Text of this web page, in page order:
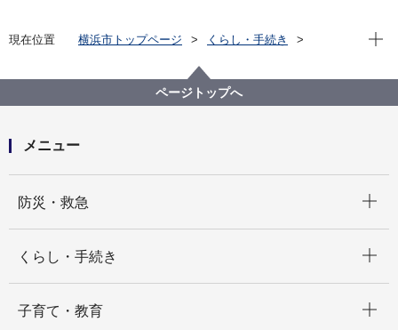
現在位置 横浜市トップページ
くらし・手続き
個人の市民税・県民税
個人の市民税・県民税（概要）
現在
ページトップへ
メニュー
防災・救急
くらし・手続き
子育て・教育